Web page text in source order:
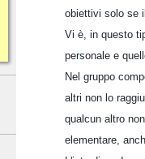
obiettivi solo se
Vi è, in questo
personale e
Nel gruppo
altri non lo
qualcun altro
elementare,